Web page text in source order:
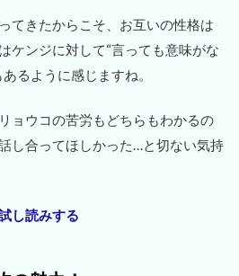
てきたからこそ、お互いの性格は
ケンジに対して“言っても意味がな
るように感じますね。
ョウコの苦労もどちらもわかるの
し合ってほしかった…と切ない気持
し読みする